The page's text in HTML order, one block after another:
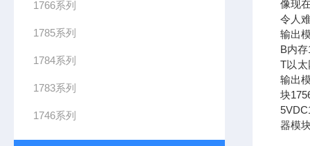
1766系列
1785系列
1784系列
1783系列
1746系列
像现
令人
输出
B内
T以太
输出
块
器模